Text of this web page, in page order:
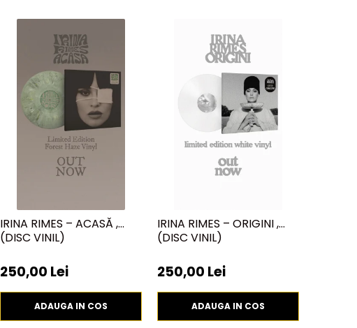
IRINA RIMES – ACASĂ ,
(DISC VINIL)
250,00 Lei
ADAUGA IN COS
IRINA RIMES – ORIGINI ,
(DISC VINIL)
250,00 Lei
ADAUGA IN COS